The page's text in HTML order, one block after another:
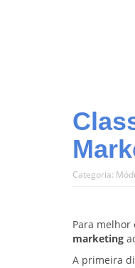
Categoria:
Para melhor
marketing
A primeira